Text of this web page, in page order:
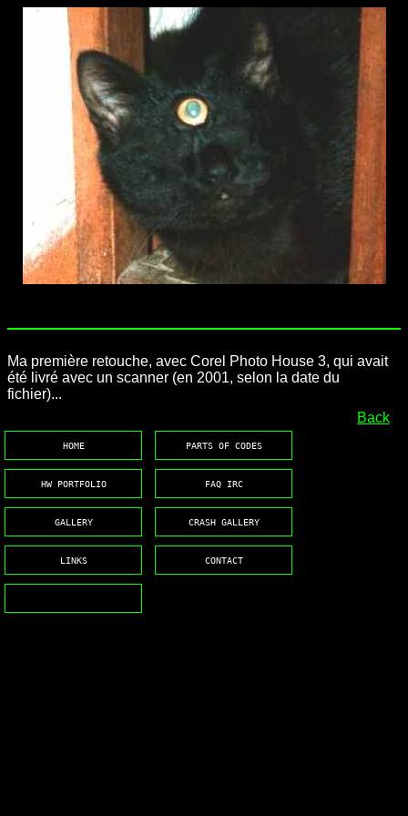
Ma première retouche, avec Corel Photo House 3, qui avait
été livré avec un scanner (en 2001, selon la date du
fichier)...
Back
HOME PARTS OF CODES
HW PORTFOLIO FAQ IRC
GALLERY CRASH GALLERY
LINKS CONTACT